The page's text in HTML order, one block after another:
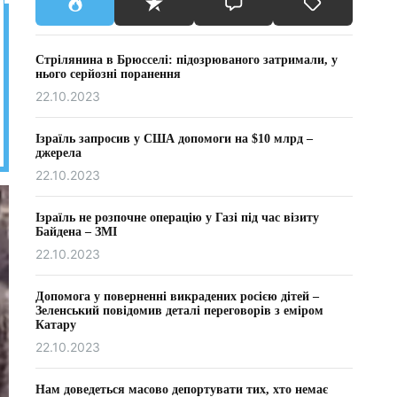
Стрілянина в Брюсселі: підозрюваного затримали, у
нього серйозні поранення
22.10.2023
Ізраїль запросив у США допомоги на $10 млрд –
джерела
22.10.2023
Ізраїль не розпочне операцію у Газі під час візиту
Байдена – ЗМІ
22.10.2023
Допомога у поверненні викрадених росією дітей –
Зеленський повідомив деталі переговорів з еміром
Катару
22.10.2023
Нам доведеться масово депортувати тих, хто немає